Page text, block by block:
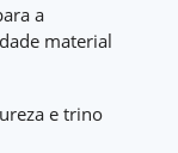
a
material
e trino